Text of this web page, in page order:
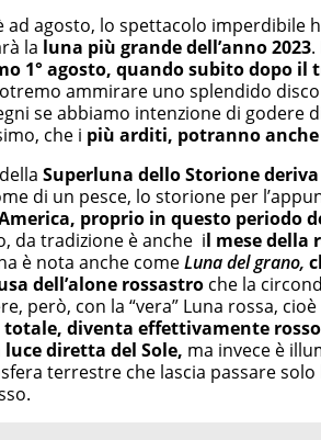
ad agosto, lo spettacolo imperdibile
la luna più grande dell’anno 2023
1° agosto, quando subito dopo il
ammirare uno splendido
se abbiamo intenzione di godere
che i più arditi, potranno
Superluna dello Storione
di un pesce, lo storione per
proprio in questo periodo
da tradizione è anche il mese della
è nota anche comeLuna del grano,
dell’alone rossastro che la
però, con la “vera” Luna rossa,
totale, diventa effettivamente
diretta del Sole, ma invece è
terrestre che lascia passare